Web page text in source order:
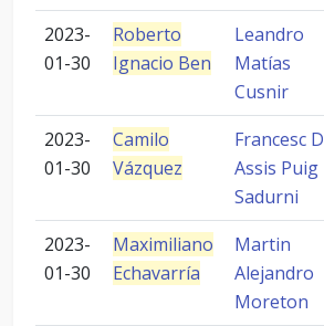
2023-
01-30
Roberto
Ignacio Ben
Leandro
Matías
Cusnir
2023-
01-30
Camilo
Vázquez
Francesc D
Assis Puig
Sadurni
2023-
01-30
Maximiliano
Echavarría
Martin
Alejandro
Moreton